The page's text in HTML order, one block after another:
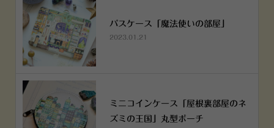
パスケース「魔法使いの部屋」
2023.01.21
ミニコインケース「屋根裏部屋のネ
ズミの王国」丸型ポーチ